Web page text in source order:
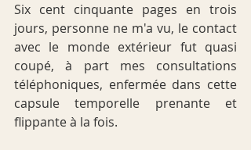
Six cent cinquante pages en trois
jours, personne ne m'a vu, le contact
avec le monde extérieur fut quasi
coupé, à part mes consultations
téléphoniques, enfermée dans cette
capsule temporelle prenante et
flippante à la fois.